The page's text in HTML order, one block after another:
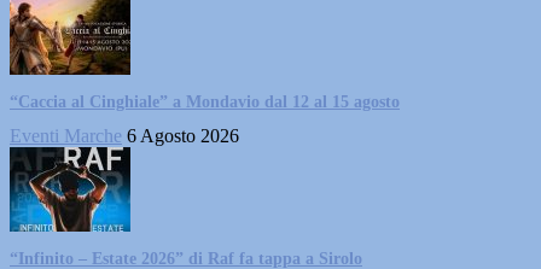
“Caccia al Cinghiale” a Mondavio dal 12 al 15 agosto
Eventi Marche 6 Agosto 2026
“Infinito – Estate 2026” di Raf fa tappa a Sirolo